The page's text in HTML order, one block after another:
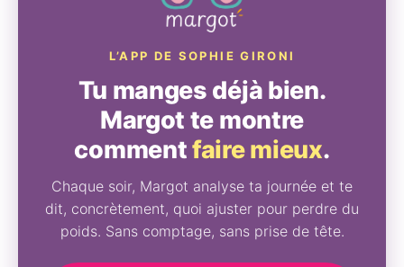
L’APP DE SOPHIE GIRONI
Tu manges déjà bien.
Margot te montre
commentfaire mieux.
Chaque soir, Margot analyse ta journée et te
dit, concrètement, quoi ajuster pour perdre du
poids. Sans comptage, sans prise de tête.